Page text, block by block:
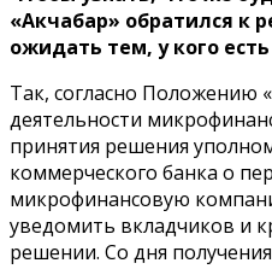
«Акчабар» обратился к
ожидать тем, у кого
Так, согласно Положению
деятельности
принятия решения
коммерческого банка о
микрофинансовую
уведомить вкладчиков и
решении. Со дня получения